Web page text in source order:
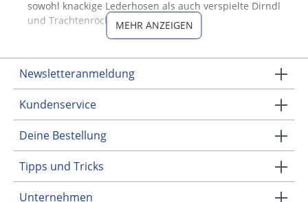
MEHR ANZEIGEN
sowohl knackige Lederhosen als auch verspielte Dirndl
und Trachtenröcke.
richtig kombiniert werden?
Bei der Wahl der
farblich als auch stilistisch zum Outfit passen. Zudem
ist es wichtig, wie die Trachtensocken getragen
sondern lediglich akzentuieren. Neben ihrer
wärmenden Funktion können die Strümpfe fast jedes
Newsletteranmeldung
Kundenservice
Deine Bestellung
Tipps und Tricks
Unternehmen